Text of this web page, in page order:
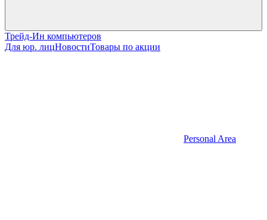
Трейд-Ин компьютеров
Для юр. лицНовостиТовары по акции
Personal Area